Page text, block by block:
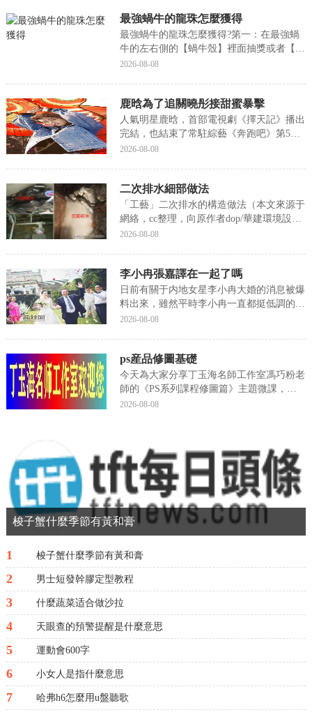
最強蝸牛的龍珠怎麼獲得
最強蝸牛的龍珠怎麼獲得?第一：在最強蝸
牛的左右側的【蝸牛殼】裡面抽獎或者【探
索】都能獲得【龍珠】，今天小編就來聊一
麼獲得第一：在最強蝸牛的左右側的【蝸牛
殼】裡面抽獎...
2026-08-08
鹿晗為了追關曉彤接甜蜜暴擊
人氣明星鹿晗，首部電視劇《擇天記》播出
完結，也結束了常駐綜藝《奔跑吧》第5季
的錄制，很多粉絲都關心他的下一部作品動
古力娜紮之前還一直傳聞女主是鄭爽，引得
粉絲們很是期...
2026-08-08
二次排水細部做法
「工藝」二次排水的構造做法（本文來源于
網絡，cc整理，向原作者dop/華建環境設計
研究所緻謝！）一、二次排水相關術語1.一
二次排水是從普通防水工藝演變而來的一種
高...
2026-08-08
李小冉張嘉譯在一起了嗎
日前有關于内地女星李小冉大婚的消息被爆
料出來，雖然平時李小冉一直都挺低調的，
但她的忠實粉絲們卻還真不少，所以對于她
禁感歎她的堅強，要知道在結婚之前受過情
傷的李小冉還...
2026-08-08
ps産品修圖基礎
今天為大家分享丁玉海名師工作室馮巧粉老
師的《PS系列課程修圖篇》主題微課，帶
大家了解PS修圖方法，歡迎大家學習欣
2026-08-08
梭子蟹什麼季節有黃和膏
1 梭子蟹什麼季節有黃和膏
2 男士短發幹膠定型教程
3 什麼蔬菜适合做沙拉
4 天眼查的預警提醒是什麼意思
5 運動會600字
6 小女人是指什麼意思
7 哈弗h6怎麼用u盤聽歌